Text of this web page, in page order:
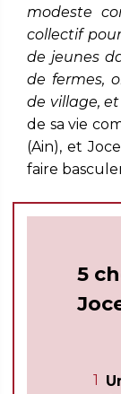
modeste
collectif
de jeunes
de fermes,
de village,
de sa vie
(Ain), et
faire
5